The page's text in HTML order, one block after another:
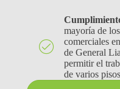
mayoría de
comerciales
de General
permitir el
de varios